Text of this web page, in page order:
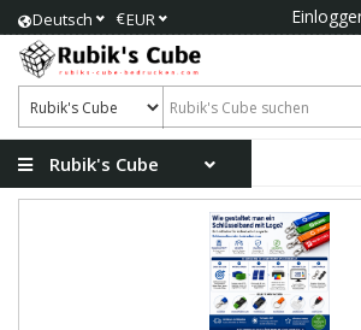
Deutsch €EUR
Rubik's Cube